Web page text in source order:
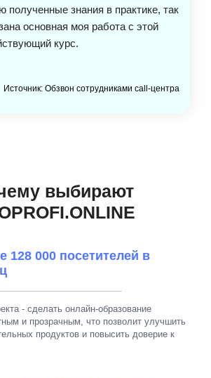
полученные знания в практике, так
основная моя работа с этой
курс.
Источник: Обзвон сотрудниками call-центра
выбирают
128 000 посетителей в
- сделать онлайн-образование
и прозрачным, что позволит улучшить
продуктов и повысить доверие к